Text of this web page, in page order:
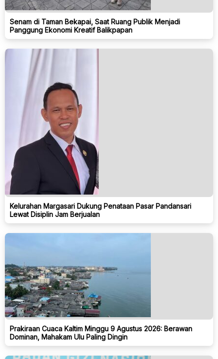
Senam di Taman Bekapai, Saat Ruang Publik Menjadi
Panggung Ekonomi Kreatif Balikpapan
Kelurahan Margasari Dukung Penataan Pasar Pandansari
Lewat Disiplin Jam Berjualan
Prakiraan Cuaca Kaltim Minggu 9 Agustus 2026: Berawan
Dominan, Mahakam Ulu Paling Dingin